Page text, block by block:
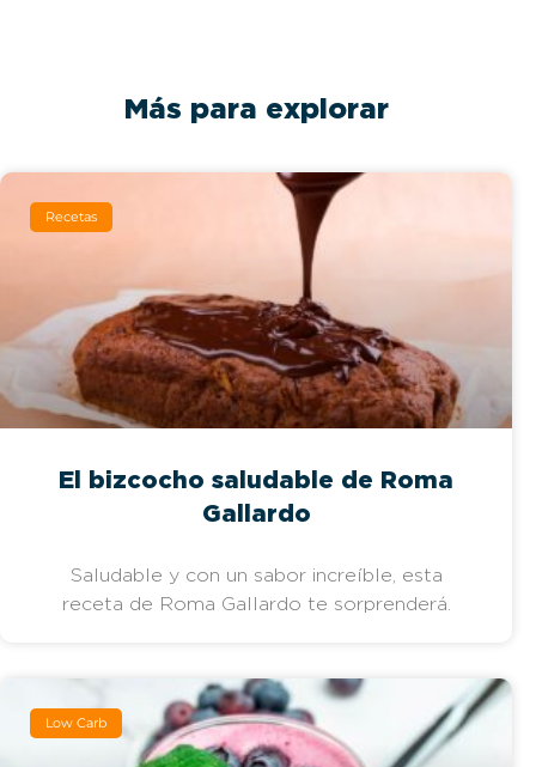
Más para explorar
Recetas
El bizcocho saludable de Roma
Gallardo
Saludable y con un sabor increíble, esta
receta de Roma Gallardo te sorprenderá.
Low Carb